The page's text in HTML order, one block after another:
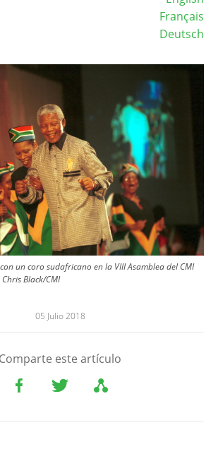
Français
Deutsch
un coro sudafricano en la VIII Asamblea del CMI
Black/CMI
05 Julio 2018
Comparte este artículo